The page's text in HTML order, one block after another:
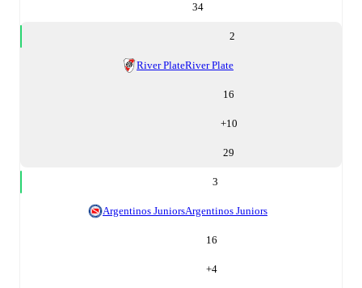
34
2
River PlateRiver Plate
16
+10
29
3
Argentinos JuniorsArgentinos Juniors
16
+4